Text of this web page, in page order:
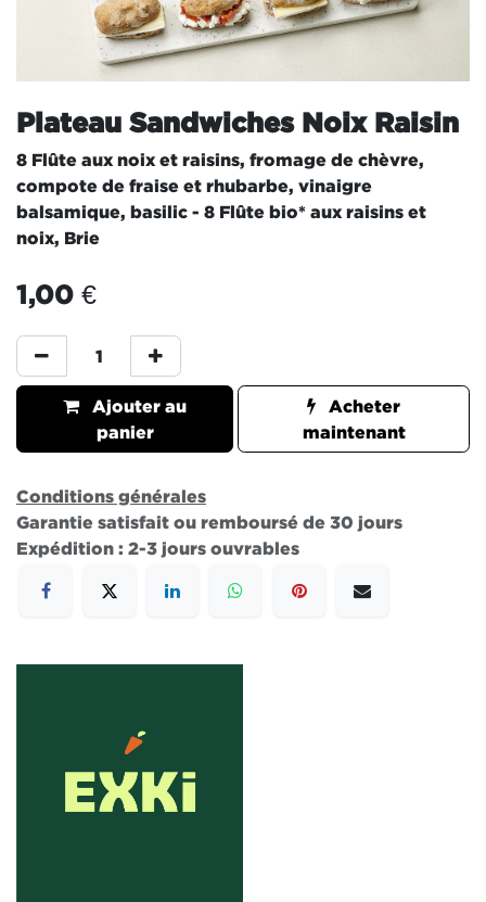
Plateau Sandwiches Noix Raisin
8 Flûte aux noix et raisins, fromage de chèvre,
compote de fraise et rhubarbe, vinaigre
balsamique, basilic - 8 Flûte bio* aux raisins et
noix, Brie
1,00 €
Ajouter au
panier
Acheter
maintenant
Conditions générales
Garantie satisfait ou remboursé de 30 jours
Expédition : 2-3 jours ouvrables